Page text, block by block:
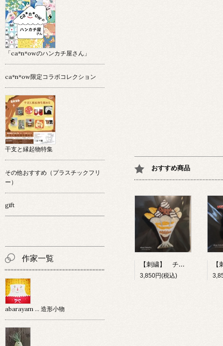
おすすめ商品
【刺繍】 チョコレートパフェ 【ポコルテポコチル】
3,850円(税込)
「ca*n*owのハンカチ屋さん」
ca*n*ow限定コラボコレクション
干支と縁起物特集
その他おすすめ（プラスチックフリ
ー）
gift
作家一覧
abarayam … 造形小物